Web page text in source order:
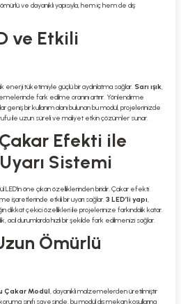
ve dayanıklı yapısıyla, hem iç hem de dış
ve Etkili
enerji tüketimiyle güçlü bir aydınlatma sağlar. Sarı ışık,
fark edilme oranını artırır. Yönlendirme
bir kullanım alanı bulunan bu modül, projelerinizde
ile uzun süreli ve maliyet etkin çözümler sunar.
Efekti ile
Sistemi
LED'in öne çıkan özelliklerinden biridir. Çakar efekti
işaretlerinde etkili bir uyarı sağlar. 3 LED’li yapı,
dikkat çekici özellikleri ile projelerinize farkındalık katar.
acil durumlarda hızlı bir şekilde fark edilmenizi sağlar.
Ömürlü
Çakar Modül, dayanıklı malzemelerden üretilmiştir
koruma sınıfı sayesinde, bu modül dış mekan koşullarına